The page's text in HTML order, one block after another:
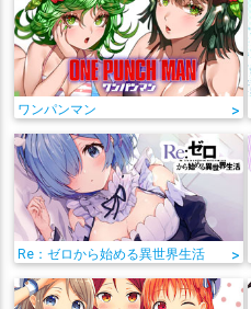
ワンパンマン >
Re：ゼロから始める異世界生活 >